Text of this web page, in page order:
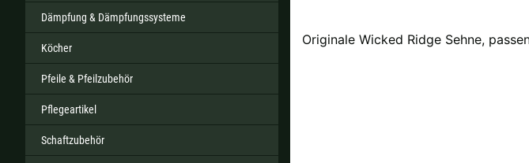
Dämpfung & Dämpfungssysteme
Köcher
Pfeile & Pfeilzubehör
Pflegeartikel
Schaftzubehör
Originale Wicked Ridge Sehne,
Tschechien |Kč
Sollte Ihr Land nicht verfübar sein, keine Sorge - wählen Sie einfach